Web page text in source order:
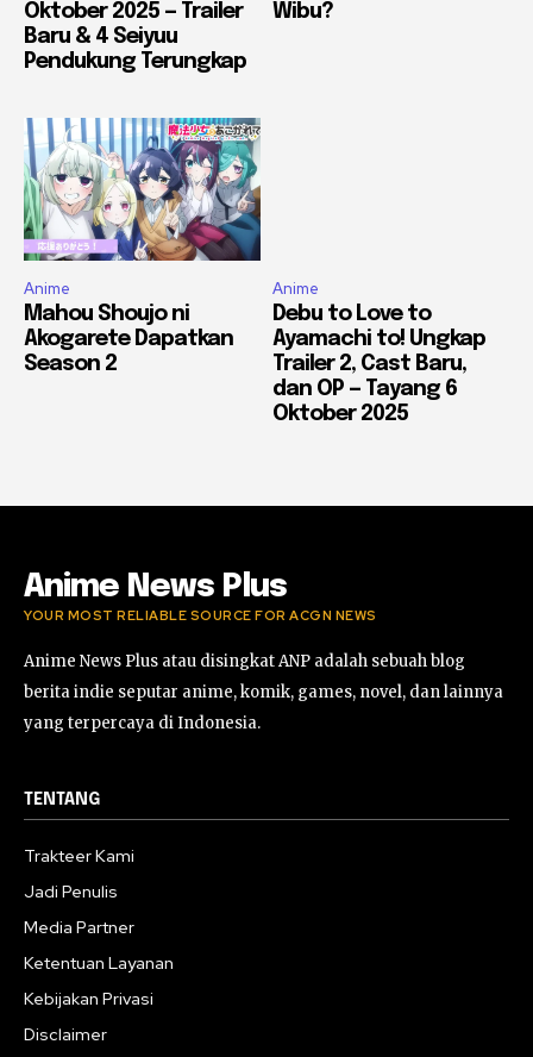
Oktober 2025 — Trailer
Baru & 4 Seiyuu
Pendukung Terungkap
Wibu?
Anime
Mahou Shoujo ni
Akogarete Dapatkan
Season 2
Anime
Debu to Love to
Ayamachi to! Ungkap
Trailer 2, Cast Baru,
dan OP — Tayang 6
Oktober 2025
Anime News Plus
YOUR MOST RELIABLE SOURCE FOR ACGN NEWS
Anime News Plus atau disingkat ANP adalah sebuah blog
berita indie seputar anime, komik, games, novel, dan lainnya
yang terpercaya di Indonesia.
TENTANG
Trakteer Kami
Jadi Penulis
Media Partner
Ketentuan Layanan
Kebijakan Privasi
Disclaimer